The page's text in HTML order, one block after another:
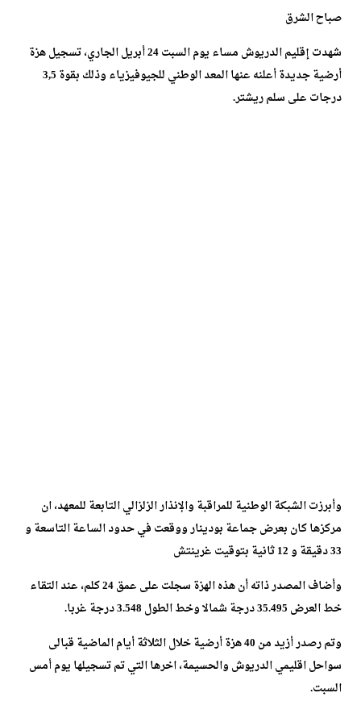
صباح الشرق
شهدت إقليم الدريوش مساء يوم السبت 24 أبريل الجاري، تسجيل هزة
أرضية جديدة أعلنه عنها المعد الوطني للجيوفيزياء وذلك بقوة 3,5
درجات على سلم ريشتر.
وأبرزت الشبكة الوطنية للمراقبة والإنذار الزلزالي التابعة للمعهد، ان
مركزها كان بعرض جماعة بودينار ووقعت في حدود الساعة التاسعة و
33 دقيقة و 12 ثانية بتوقيت غرينتش
وأضاف المصدر ذاته أن هذه الهزة سجلت على عمق 24 كلم، عند التقاء
خط العرض 35.495 درجة شمالا وخط الطول 3.548 درجة غربا.
وتم رصدر أزيد من 40 هزة أرضية خلال الثلاثة أيام الماضية قبالى
سواحل اقليمي الدريوش والحسيمة، اخرها التي تم تسجيلها يوم أمس
السبت.